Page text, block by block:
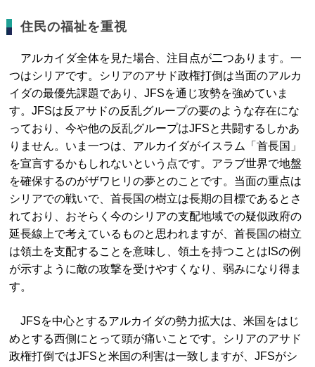
住民の福祉を重視
アルカイダ全体を見た場合、注目点が二つあります。一
つはシリアです。シリアのアサド政権打倒は当面のアルカ
イダの最優先課題であり、JFSを通じ攻勢を強めていま
す。JFSは反アサドの反乱グループの要のような存在にな
っており、今や他の反乱グループはJFSと共闘するしかあ
りません。いま一つは、アルカイダがイスラム「首長国」
を宣言するかもしれないという点です。アラブ世界で地盤
を確保するのがザワヒリの夢とのことです。当面の重点は
シリアでの戦いで、首長国の樹立は長期の目標であるとさ
れており、おそらく今のシリアの支配地域での疑似政府の
延長線上で考えているものと思われますが、首長国の樹立
は領土を支配することを意味し、領土を持つことはISの例
が示すように敵の攻撃を受けやすくなり、弱みになり得ま
す。
JFSを中心とするアルカイダの勢力拡大は、米国をはじ
めとする西側にとって頭が痛いことです。シリアのアサド
政権打倒ではJFSと米国の利害は一致しますが、JFSがシ